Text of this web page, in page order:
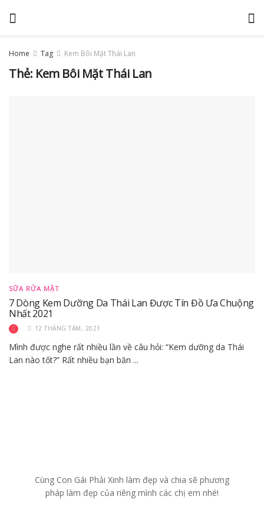
Home Tag Kem Bôi Mặt Thái Lan
Thẻ: Kem Bôi Mặt Thái Lan
SỮA RỬA MẶT
7 Dòng Kem Dưỡng Da Thái Lan Được Tín Đồ Ưa Chuộng
Nhất 2021
12 THÁNG TÁM, 2021
Mình được nghe rất nhiều lần về câu hỏi: “Kem dưỡng da Thái
Lan nào tốt?” Rất nhiều bạn băn ...
Cùng Con Gái Phải Xinh làm đẹp và chia sẽ phương
pháp làm đẹp của riêng mình các chị em nhé!